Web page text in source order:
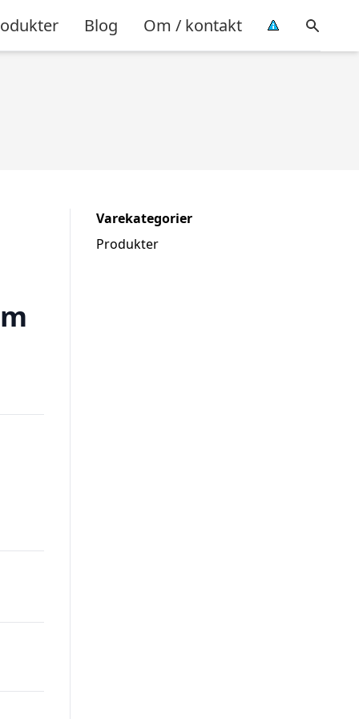
Blog Om / kontakt
Varekategorier
Produkter